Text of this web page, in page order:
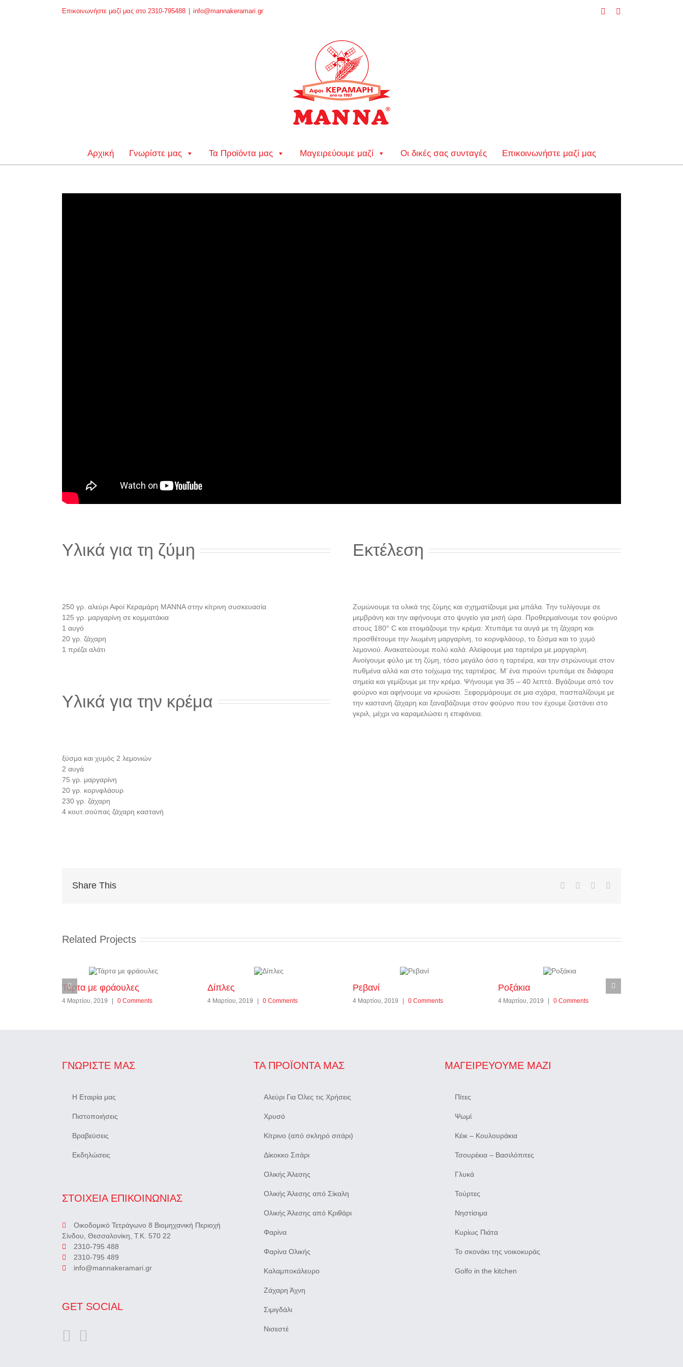
Επικοινωνήστε μαζί μας στο 2310-795488 info@mannakeramari.gr Facebook
Αρχική Γνωρίστε μας Τα Προϊόντα μας Μαγειρεύουμε μαζί Οι δικές σας συνταγές Επικοινωνήστε μαζί μας
Υλικά για τη ζύμη
250 γρ. αλεύρι Αφοί Κεραμάρη ΜΑΝΝΑ στην κίτρινη συσκευασία
125 γρ. μαργαρίνη σε κομματάκια
1 αυγό
20 γρ. ζάχαρη
1 πρέζα αλάτι
Υλικά για την κρέμα
ξύσμα και χυμός 2 λεμονιών
2 αυγά
75 γρ. μαργαρίνη
20 γρ. κορνφλάουρ
230 γρ. ζάχαρη
4 κουτ.σούπας ζάχαρη καστανή
Εκτέλεση
Ζυμώνουμε τα υλικά της ζύμης και σχηματίζουμε μια μπάλα. Την τυλίγουμε σε
μεμβράνη και την αφήνουμε στο ψυγείο για μισή ώρα. Προθερμαίνουμε τον φούρνο
στους 180° C και ετοιμάζουμε την κρέμα: Χτυπάμε τα αυγά με τη ζάχαρη και
προσθέτουμε την λιωμένη μαργαρίνη, το κορνφλάουρ, το ξύσμα και το χυμό
λεμονιού. Ανακατεύουμε πολύ καλά. Αλείφουμε μια ταρτιέρα με μαργαρίνη.
Ανοίγουμε φύλο με τη ζύμη, τόσο μεγάλο όσο η ταρτιέρα, και την στρώνουμε στον
πυθμένα αλλά και στο τοίχωμα της ταρτιέρας. Μ’ ένα πιρούνι τρυπάμε σε διάφορα
σημεία και γεμίζουμε με την κρέμα. Ψήνουμε για 35 – 40 λεπτά. Βγάζουμε από τον
φούρνο και αφήνουμε να κρυώσει. Ξεφορμάρουμε σε μια σχάρα, πασπαλίζουμε με
την καστανή ζάχαρη και ξαναβάζουμε στον φούρνο που τον έχουμε ζεστάνει στο
γκριλ, μέχρι να καραμελώσει η επιφάνεια.
Share This Facebook Pinterest
Related Projects
Τάρτα με φράουλες
4 Μαρτίου, 2019 | 0 Comments
Δίπλες
4 Μαρτίου, 2019 | 0 Comments
Ρεβανί
4 Μαρτίου, 2019 | 0 Comments
Ροξάκια
4 Μαρτίου, 2019 | 0 Comments
ΓΝΩΡΊΣΤΕ ΜΑΣ
Η Εταιρία μας
Πιστοποιήσεις
Βραβεύσεις
Εκδηλώσεις
ΣΤΟΙΧΕΙΑ ΕΠΙΚΟΙΝΩΝΙΑΣ
Οικοδομικό Τετράγωνο 8 Βιομηχανική Περιοχή
Σίνδου, Θεσσαλονίκη, Τ.Κ. 570 22
2310-795 488
2310-795 489
info@mannakeramari.gr
GET SOCIAL
ΤΑ ΠΡΟΪΌΝΤΑ ΜΑΣ
Αλεύρι Για Όλες τις Χρήσεις
Χρυσό
Κίτρινο (από σκληρό σιτάρι)
Δίκοκκο Σιτάρι
Ολικής Άλεσης
Ολικής Άλεσης από Σίκαλη
Ολικής Άλεσης από Κριθάρι
Φαρίνα
Φαρίνα Ολικής
Καλαμποκάλευρο
Ζάχαρη Άχνη
Σιμιγδάλι
Νισεστέ
ΜΑΓΕΙΡΕΎΟΥΜΕ ΜΑΖΊ
Πίτες
Ψωμί
Κέικ – Κουλουράκια
Τσουρέκια – Βασιλόπιτες
Γλυκά
Τούρτες
Νηστίσιμα
Κυρίως Πιάτα
Το σκονάκι της νοικοκυράς
Golfo in the kitchen